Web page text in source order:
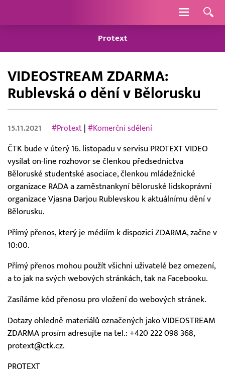
Navigace
Protext
VIDEOSTREAM ZDARMA:
Rublevská o dění v Bělorusku
15.11.2021 #Protext |#Komerční sdělení
ČTK bude v úterý 16. listopadu v servisu PROTEXT VIDEO
vysílat on-line rozhovor se členkou předsednictva
Běloruské studentské asociace, členkou mládežnické
organizace RADA a zaměstnankyní běloruské lidskoprávní
organizace Vjasna Darjou Rublevskou k aktuálnímu dění v
Bělorusku.
Přímý přenos, který je médiím k dispozici ZDARMA, začne v
10:00.
Přímý přenos mohou použít všichni uživatelé bez omezení,
a to jak na svých webových stránkách, tak na Facebooku.
Zasíláme kód přenosu pro vložení do webových stránek.
Dotazy ohledně materiálů označených jako VIDEOSTREAM
ZDARMA prosím adresujte na tel.: +420 222 098 368,
protext@ctk.cz.
PROTEXT